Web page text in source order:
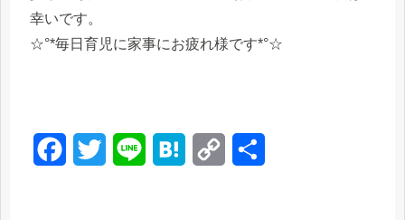
幸いです。
☆°*毎日育児に家事にお疲れ様です*°☆